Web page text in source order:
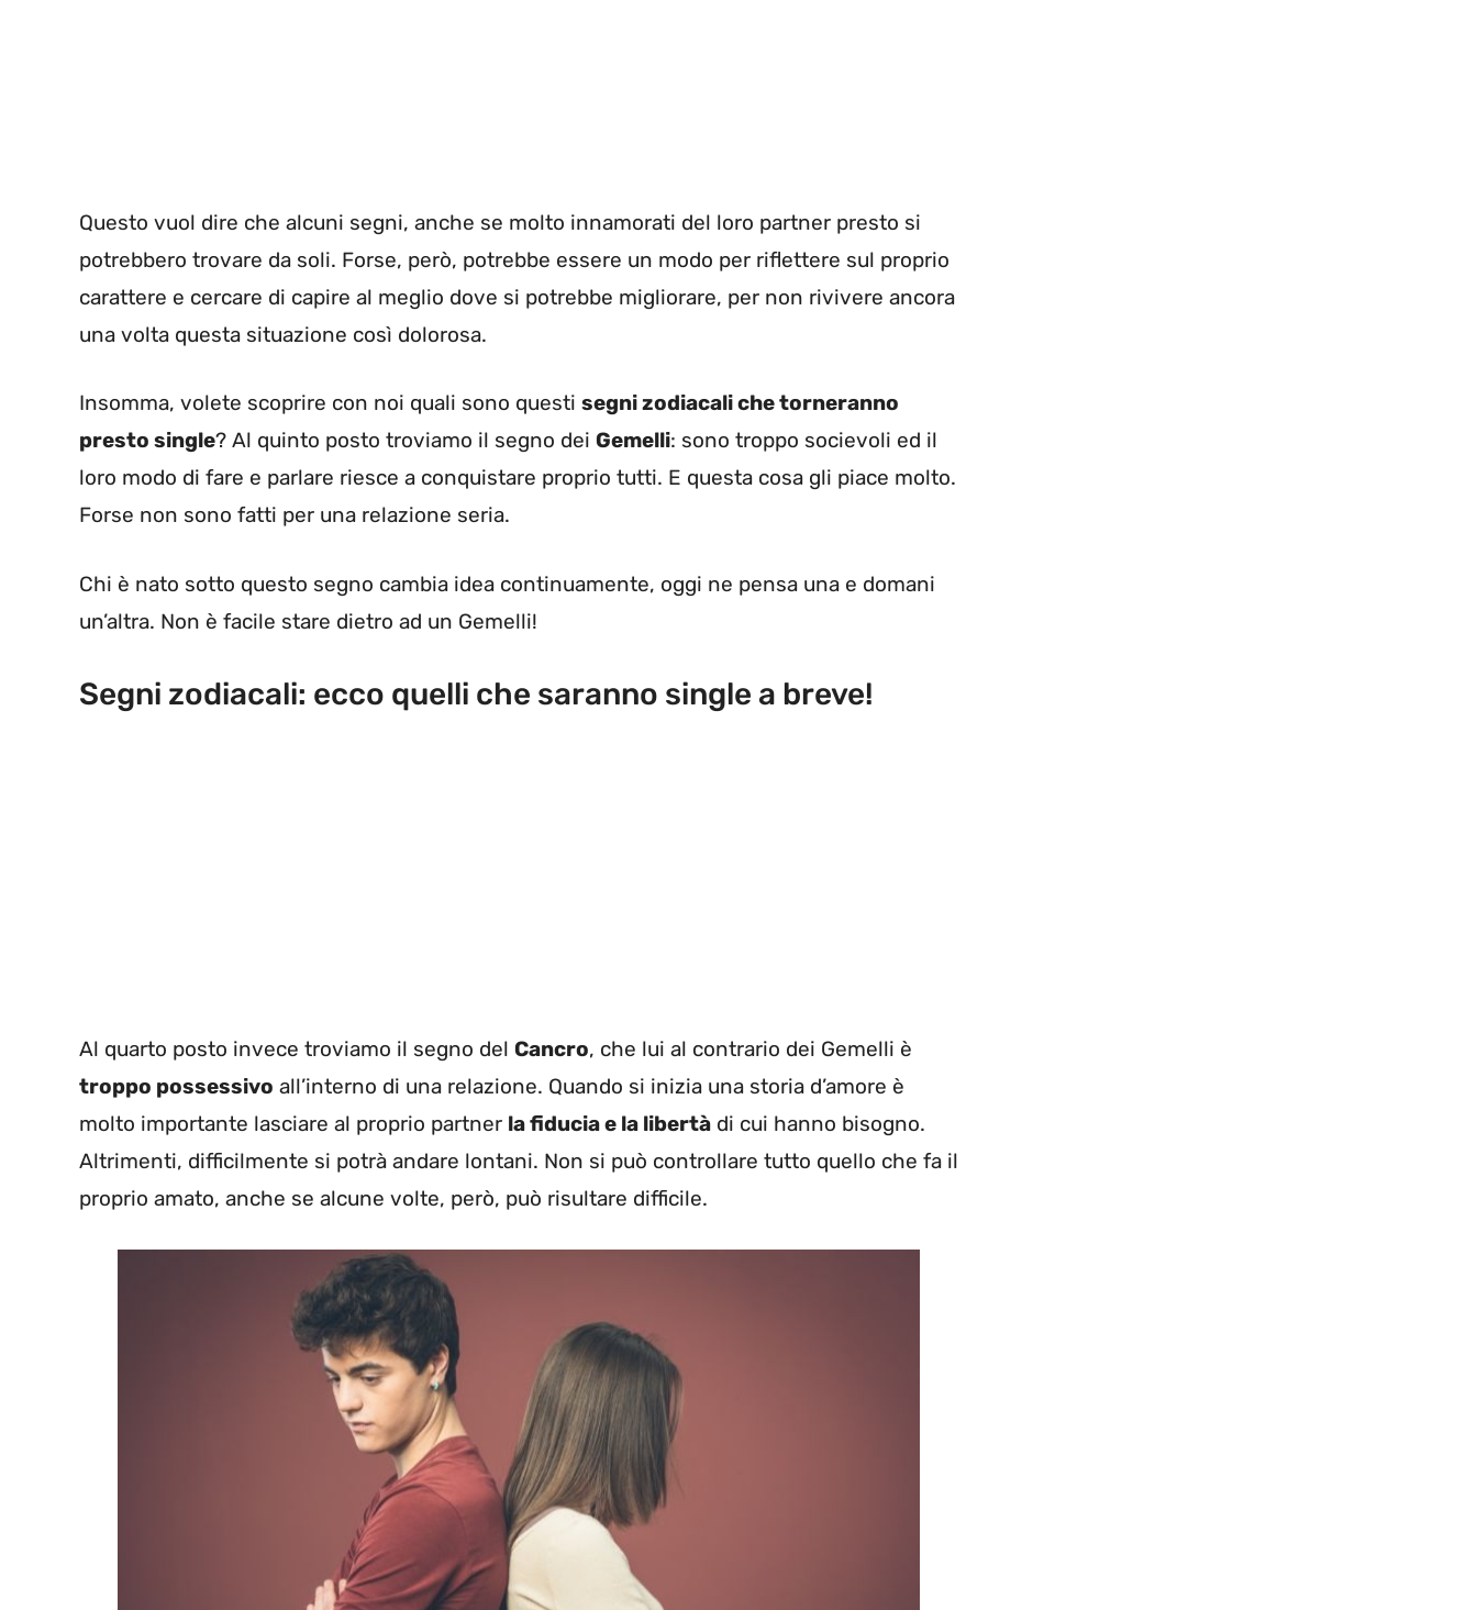
Questo vuol dire che alcuni segni, anche se molto innamorati del loro partner presto si
potrebbero trovare da soli. Forse, però, potrebbe essere un modo per riflettere sul proprio
carattere e cercare di capire al meglio dove si potrebbe migliorare, per non rivivere ancora
una volta questa situazione così dolorosa.
Insomma, volete scoprire con noi quali sono questi segni zodiacali che torneranno
presto single? Al quinto posto troviamo il segno dei Gemelli: sono troppo socievoli ed il
loro modo di fare e parlare riesce a conquistare proprio tutti. E questa cosa gli piace molto.
Forse non sono fatti per una relazione seria.
Chi è nato sotto questo segno cambia idea continuamente, oggi ne pensa una e domani
un’altra. Non è facile stare dietro ad un Gemelli!
Segni zodiacali: ecco quelli che saranno single a breve!
Al quarto posto invece troviamo il segno del Cancro, che lui al contrario dei Gemelli è
troppo possessivo all’interno di una relazione. Quando si inizia una storia d’amore è
molto importante lasciare al proprio partner la fiducia e la libertà di cui hanno bisogno.
Altrimenti, difficilmente si potrà andare lontani. Non si può controllare tutto quello che fa il
proprio amato, anche se alcune volte, però, può risultare difficile.